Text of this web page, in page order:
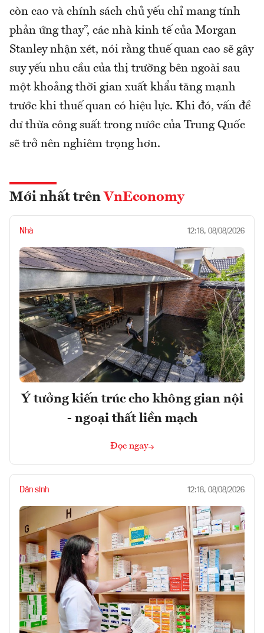
còn cao và chính sách chủ yếu chỉ mang tính
phản ứng thay”, các nhà kinh tế của Morgan
Stanley nhận xét, nói rằng thuế quan cao sẽ gây
suy yếu nhu cầu của thị trường bên ngoài sau
một khoảng thời gian xuất khẩu tăng mạnh
trước khi thuế quan có hiệu lực. Khi đó, vấn đề
dư thừa công suất trong nước của Trung Quốc
sẽ trở nên nghiêm trọng hơn.
Mới nhất trên VnEconomy
Nhà 12:18, 08/08/2026
Ý tưởng kiến trúc cho không gian nội
- ngoại thất liền mạch
Đọc ngay
Dân sinh 12:18, 08/08/2026